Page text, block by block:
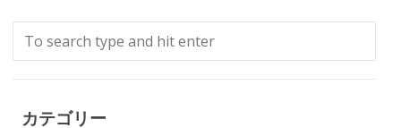
カテゴリー